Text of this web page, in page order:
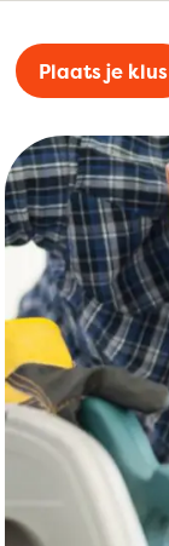
Plaats je klus